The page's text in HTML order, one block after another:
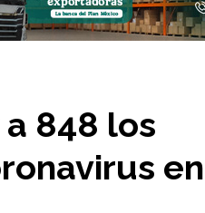
848 los
en